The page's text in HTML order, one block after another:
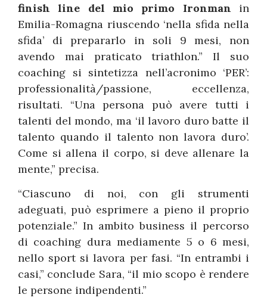
finish line del mio primo Ironman in
Emilia-Romagna riuscendo ‘nella sfida nella
sfida’ di prepararlo in soli 9 mesi, non
avendo mai praticato triathlon.” Il suo
coaching si sintetizza nell’acronimo ‘PER’:
professionalità/passione, eccellenza,
risultati. “Una persona può avere tutti i
talenti del mondo, ma ‘il lavoro duro batte il
talento quando il talento non lavora duro’.
Come si allena il corpo, si deve allenare la
mente,” precisa.
“Ciascuno di noi, con gli strumenti
adeguati, può esprimere a pieno il proprio
potenziale.” In ambito business il percorso
di coaching dura mediamente 5 o 6 mesi,
nello sport si lavora per fasi. “In entrambi i
casi,” conclude Sara, “il mio scopo è rendere
le persone indipendenti.”